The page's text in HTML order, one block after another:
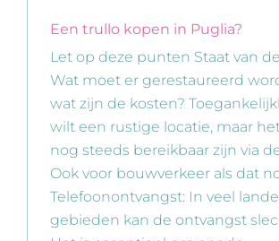
Een trullo kopen in Puglia?
Let op deze punten Staat van
Wat moet er gerestaureerd
wat zijn de kosten?
wilt een rustige locatie, maar
nog steeds bereikbaar zijn via
Ook voor bouwverkeer als dat
Telefoonontvangst: In veel
gebieden kan de ontvangst